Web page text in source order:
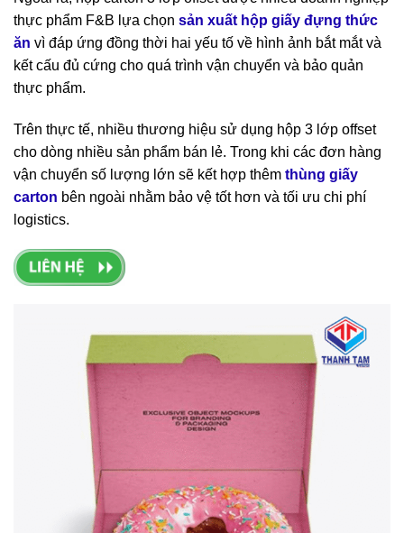
thực phẩm F&B lựa chọn sản xuất hộp giấy đựng thức
ăn vì đáp ứng đồng thời hai yếu tố về hình ảnh bắt mắt và
kết cấu đủ cứng cho quá trình vận chuyển và bảo quản
thực phẩm.
Trên thực tế, nhiều thương hiệu sử dụng hộp 3 lớp offset
cho dòng nhiều sản phẩm bán lẻ. Trong khi các đơn hàng
vận chuyển số lượng lớn sẽ kết hợp thêm thùng giấy
carton bên ngoài nhằm bảo vệ tốt hơn và tối ưu chi phí
logistics.